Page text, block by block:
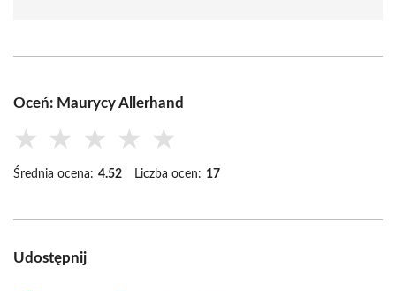
Oceń: Maurycy Allerhand
★ ★ ★ ★ ★
Średnia ocena: 4.52 Liczba ocen: 17
Udostępnij